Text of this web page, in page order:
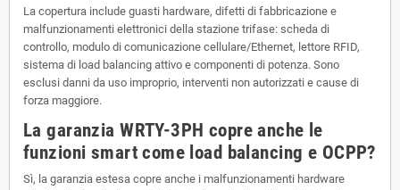
La copertura include guasti hardware, difetti di fabbricazione e
malfunzionamenti elettronici della stazione trifase: scheda di
controllo, modulo di comunicazione cellulare/Ethernet, lettore RFID,
sistema di load balancing attivo e componenti di potenza. Sono
esclusi danni da uso improprio, interventi non autorizzati e cause di
forza maggiore.
La garanzia WRTY-3PH copre anche le
funzioni smart come load balancing e OCPP?
Sì, la garanzia estesa copre anche i malfunzionamenti hardware